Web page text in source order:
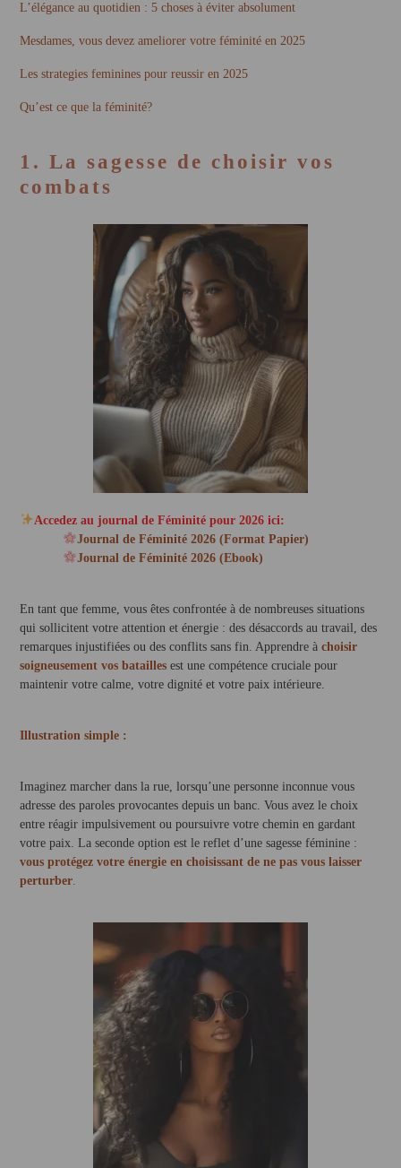
L’élégance au quotidien : 5 choses à éviter absolument
Mesdames, vous devez ameliorer votre féminité en 2025
Les strategies feminines pour reussir en 2025
Qu’est ce que la féminité?
1. La sagesse de choisir vos
combats
Accedez au journal de Féminité pour 2026 ici:
Journal de Féminité 2026 (Format Papier)
Journal de Féminité 2026 (Ebook)
En tant que femme, vous êtes confrontée à de nombreuses situations
qui sollicitent votre attention et énergie : des désaccords au travail, des
remarques injustifiées ou des conflits sans fin. Apprendre à choisir
soigneusement vos batailles est une compétence cruciale pour
maintenir votre calme, votre dignité et votre paix intérieure.
Illustration simple :
Imaginez marcher dans la rue, lorsqu’une personne inconnue vous
adresse des paroles provocantes depuis un banc. Vous avez le choix
entre réagir impulsivement ou poursuivre votre chemin en gardant
votre paix. La seconde option est le reflet d’une sagesse féminine :
vous protégez votre énergie en choisissant de ne pas vous laisser
perturber.